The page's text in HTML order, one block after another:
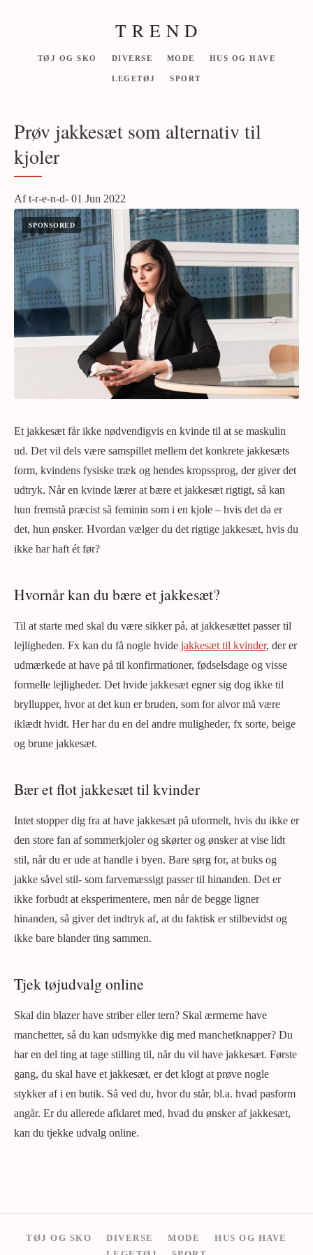
T R E N D
TØJ OG SKO DIVERSE MODE HUS OG HAVE
LEGETØJ SPORT
Prøv jakkesæt som alternativ til
kjoler
Af t-r-e-n-d- 01 Jun 2022
Et jakkesæt får ikke nødvendigvis en kvinde til at se maskulin
ud. Det vil dels være samspillet mellem det konkrete jakkesæts
form, kvindens fysiske træk og hendes kropssprog, der giver det
udtryk. Når en kvinde lærer at bære et jakkesæt rigtigt, så kan
hun fremstå præcist så feminin som i en kjole – hvis det da er
det, hun ønsker. Hvordan vælger du det rigtige jakkesæt, hvis du
ikke har haft ét før?
Hvornår kan du bære et jakkesæt?
Til at starte med skal du være sikker på, at jakkesættet passer til
lejligheden. Fx kan du få nogle hvide jakkesæt til kvinder, der er
udmærkede at have på til konfirmationer, fødselsdage og visse
formelle lejligheder. Det hvide jakkesæt egner sig dog ikke til
bryllupper, hvor at det kun er bruden, som for alvor må være
iklædt hvidt. Her har du en del andre muligheder, fx sorte, beige
og brune jakkesæt.
Bær et flot jakkesæt til kvinder
Intet stopper dig fra at have jakkesæt på uformelt, hvis du ikke er
den store fan af sommerkjoler og skørter og ønsker at vise lidt
stil, når du er ude at handle i byen. Bare sørg for, at buks og
jakke såvel stil- som farvemæssigt passer til hinanden. Det er
ikke forbudt at eksperimentere, men når de begge ligner
hinanden, så giver det indtryk af, at du faktisk er stilbevidst og
ikke bare blander ting sammen.
Tjek tøjudvalg online
Skal din blazer have striber eller tern? Skal ærmerne have
manchetter, så du kan udsmykke dig med manchetknapper? Du
har en del ting at tage stilling til, når du vil have jakkesæt. Første
gang, du skal have et jakkesæt, er det klogt at prøve nogle
stykker af i en butik. Så ved du, hvor du står, bl.a. hvad pasform
angår. Er du allerede afklaret med, hvad du ønsker af jakkesæt,
kan du tjekke udvalg online.
TØJ OG SKO DIVERSE MODE
HUS OG HAVE